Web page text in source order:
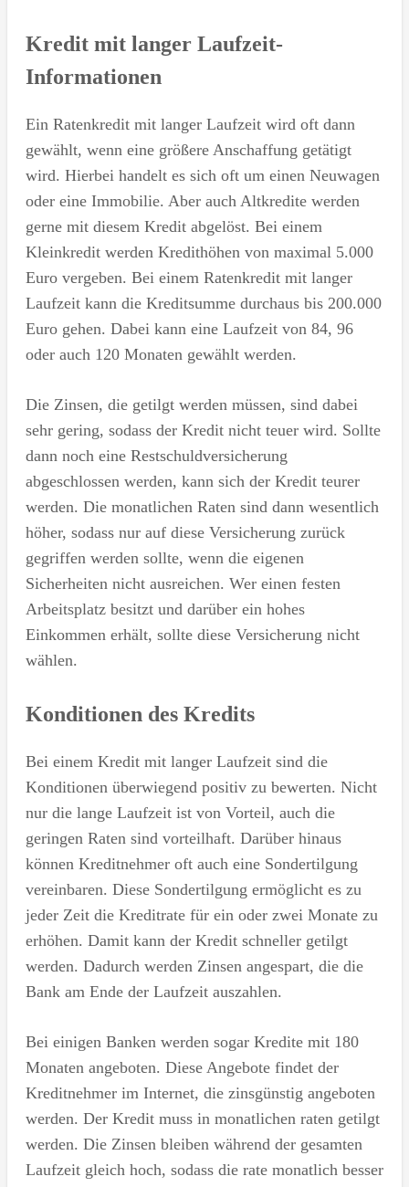
Kredit mit langer Laufzeit-
Informationen
Ein Ratenkredit mit langer Laufzeit wird oft dann
gewählt, wenn eine größere Anschaffung getätigt
wird. Hierbei handelt es sich oft um einen Neuwagen
oder eine Immobilie. Aber auch Altkredite werden
gerne mit diesem Kredit abgelöst. Bei einem
Kleinkredit werden Kredithöhen von maximal 5.000
Euro vergeben. Bei einem Ratenkredit mit langer
Laufzeit kann die Kreditsumme durchaus bis 200.000
Euro gehen. Dabei kann eine Laufzeit von 84, 96
oder auch 120 Monaten gewählt werden.
Die Zinsen, die getilgt werden müssen, sind dabei
sehr gering, sodass der Kredit nicht teuer wird. Sollte
dann noch eine Restschuldversicherung
abgeschlossen werden, kann sich der Kredit teurer
werden. Die monatlichen Raten sind dann wesentlich
höher, sodass nur auf diese Versicherung zurück
gegriffen werden sollte, wenn die eigenen
Sicherheiten nicht ausreichen. Wer einen festen
Arbeitsplatz besitzt und darüber ein hohes
Einkommen erhält, sollte diese Versicherung nicht
wählen.
Konditionen des Kredits
Bei einem Kredit mit langer Laufzeit sind die
Konditionen überwiegend positiv zu bewerten. Nicht
nur die lange Laufzeit ist von Vorteil, auch die
geringen Raten sind vorteilhaft. Darüber hinaus
können Kreditnehmer oft auch eine Sondertilgung
vereinbaren. Diese Sondertilgung ermöglicht es zu
jeder Zeit die Kreditrate für ein oder zwei Monate zu
erhöhen. Damit kann der Kredit schneller getilgt
werden. Dadurch werden Zinsen angespart, die die
Bank am Ende der Laufzeit auszahlen.
Bei einigen Banken werden sogar Kredite mit 180
Monaten angeboten. Diese Angebote findet der
Kreditnehmer im Internet, die zinsgünstig angeboten
werden. Der Kredit muss in monatlichen raten getilgt
werden. Die Zinsen bleiben während der gesamten
Laufzeit gleich hoch, sodass die rate monatlich besser